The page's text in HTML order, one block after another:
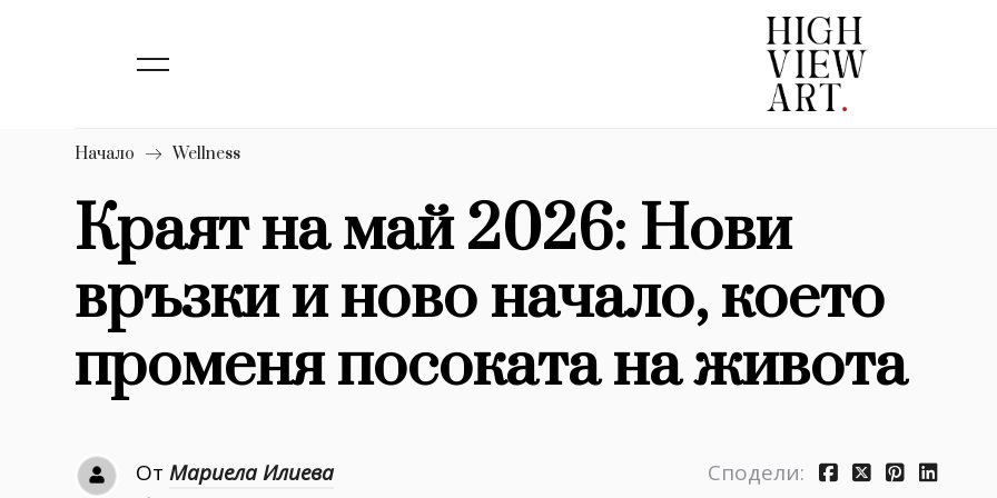
1633
Dialogue
Изкуство
4339
Красота
Дизайн 1272
Книги 1188
30+
1709
Начало Wellness
Краят на май 2026: Нови
връзки и ново начало, което
променя посоката на живота
От Мариела Илиева Сподели: